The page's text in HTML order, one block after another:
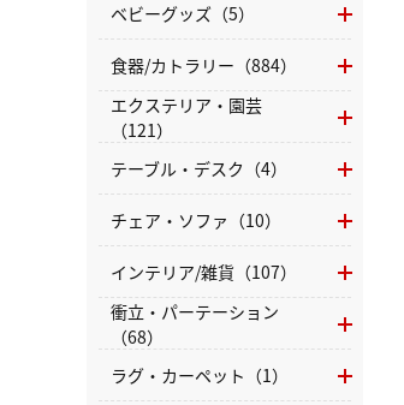
ベビーグッズ（5）
食器/カトラリー（884）
エクステリア・園芸
（121）
テーブル・デスク（4）
チェア・ソファ（10）
インテリア/雑貨（107）
衝立・パーテーション
（68）
ラグ・カーペット（1）